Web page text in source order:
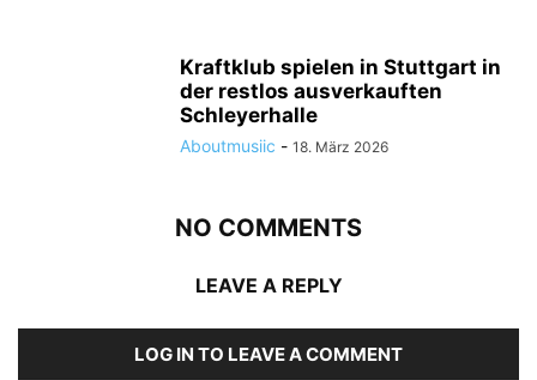
Kraftklub spielen in Stuttgart in
der restlos ausverkauften
Schleyerhalle
Aboutmusiic - 18. März 2026
NO COMMENTS
LEAVE A REPLY
LOG IN TO LEAVE A COMMENT